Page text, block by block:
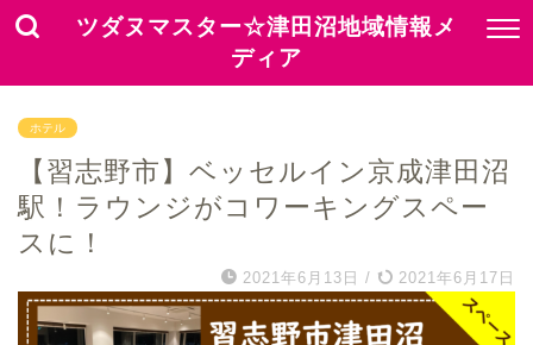
ツダヌマスター☆津田沼地域情報メ
ディア
ホテル
【習志野市】ベッセルイン京成津田沼
駅！ラウンジがコワーキングスペー
スに！
2021年6月13日 / 2021年6月17日